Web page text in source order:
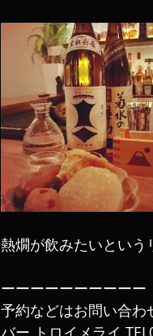
熱燗が飲みたいとい
ーーーーーーーーーー
予約などはお問い合わ
バー トロイメライ